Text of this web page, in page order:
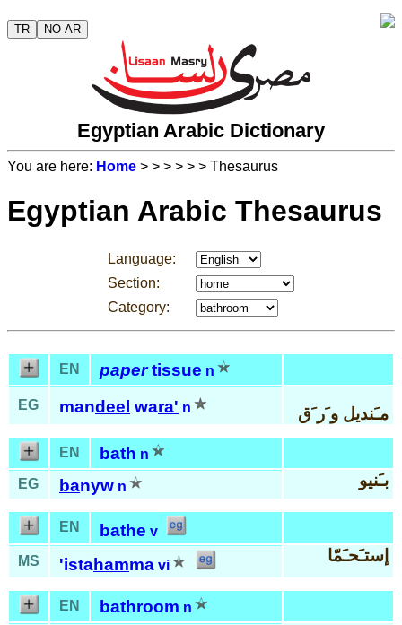
TR NO AR
Egyptian Arabic Dictionary
You are here: Home > > > > > > Thesaurus
Egyptian Arabic Thesaurus
Language:
Section:
Category:
EN papertissue n
EG mandeel wara' n مـَنديل و َر َق
EN bath n
EG
banyw n بـَنيو
EN bathe v
MS
'istahamma vi
إستـَحـَمّا
EN bathroom n